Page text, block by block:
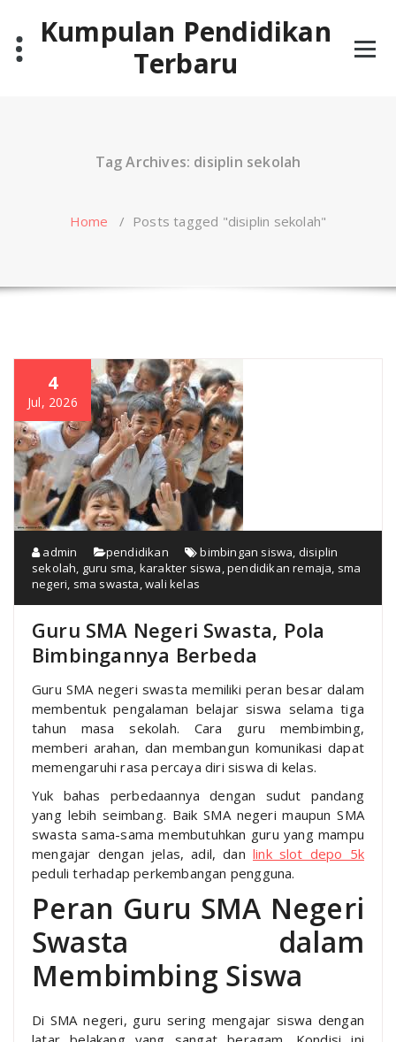
contentKumpulan Pendidikan
Terbaru
Tag Archives: disiplin sekolah
Home / Posts tagged "disiplin sekolah"
4
Jul, 2026
admin pendidikan bimbingan siswa disiplin
sekolah guru sma karakter siswa ,pendidikan remaja sma
negeri sma swasta ,wali kelas
Guru SMA Negeri Swasta, Pola
Bimbingannya Berbeda
Guru SMA negeri swasta memiliki peran besar dalam
membentuk pengalaman belajar siswa selama tiga
tahun masa sekolah. Cara guru membimbing,
memberi arahan, dan membangun komunikasi dapat
memengaruhi rasa percaya diri siswa di kelas.
Yuk bahas perbedaannya dengan sudut pandang
yang lebih seimbang. Baik SMA negeri maupun SMA
swasta sama-sama membutuhkan guru yang mampu
mengajar dengan jelas, adil, dan link slot depo 5k
peduli terhadap perkembangan pengguna.
Peran Guru SMA Negeri
Swasta dalam
Membimbing Siswa
Di SMA negeri, guru sering mengajar siswa dengan